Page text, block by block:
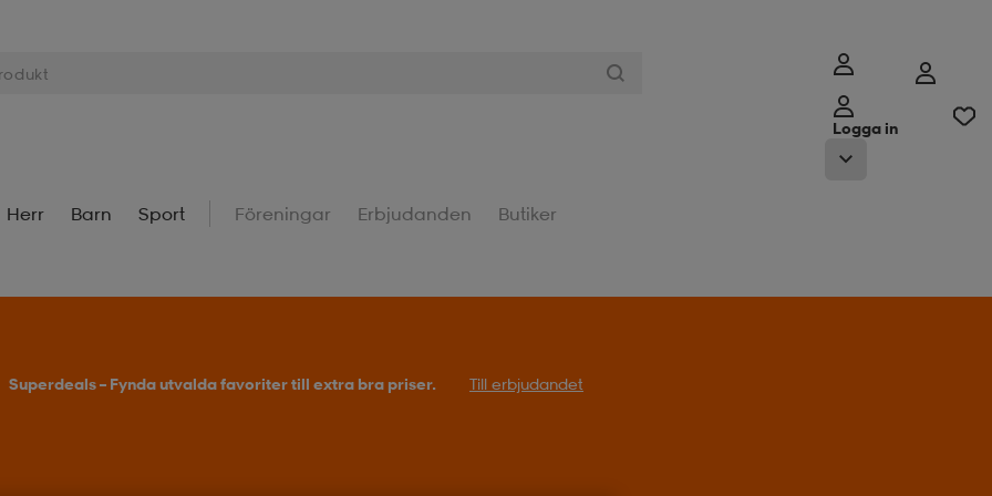
Logga in
Herr Barn Sport Föreningar Erbjudanden Butiker
Köp 2 eller fler, få 25% på outdoor. Till erbjudandet